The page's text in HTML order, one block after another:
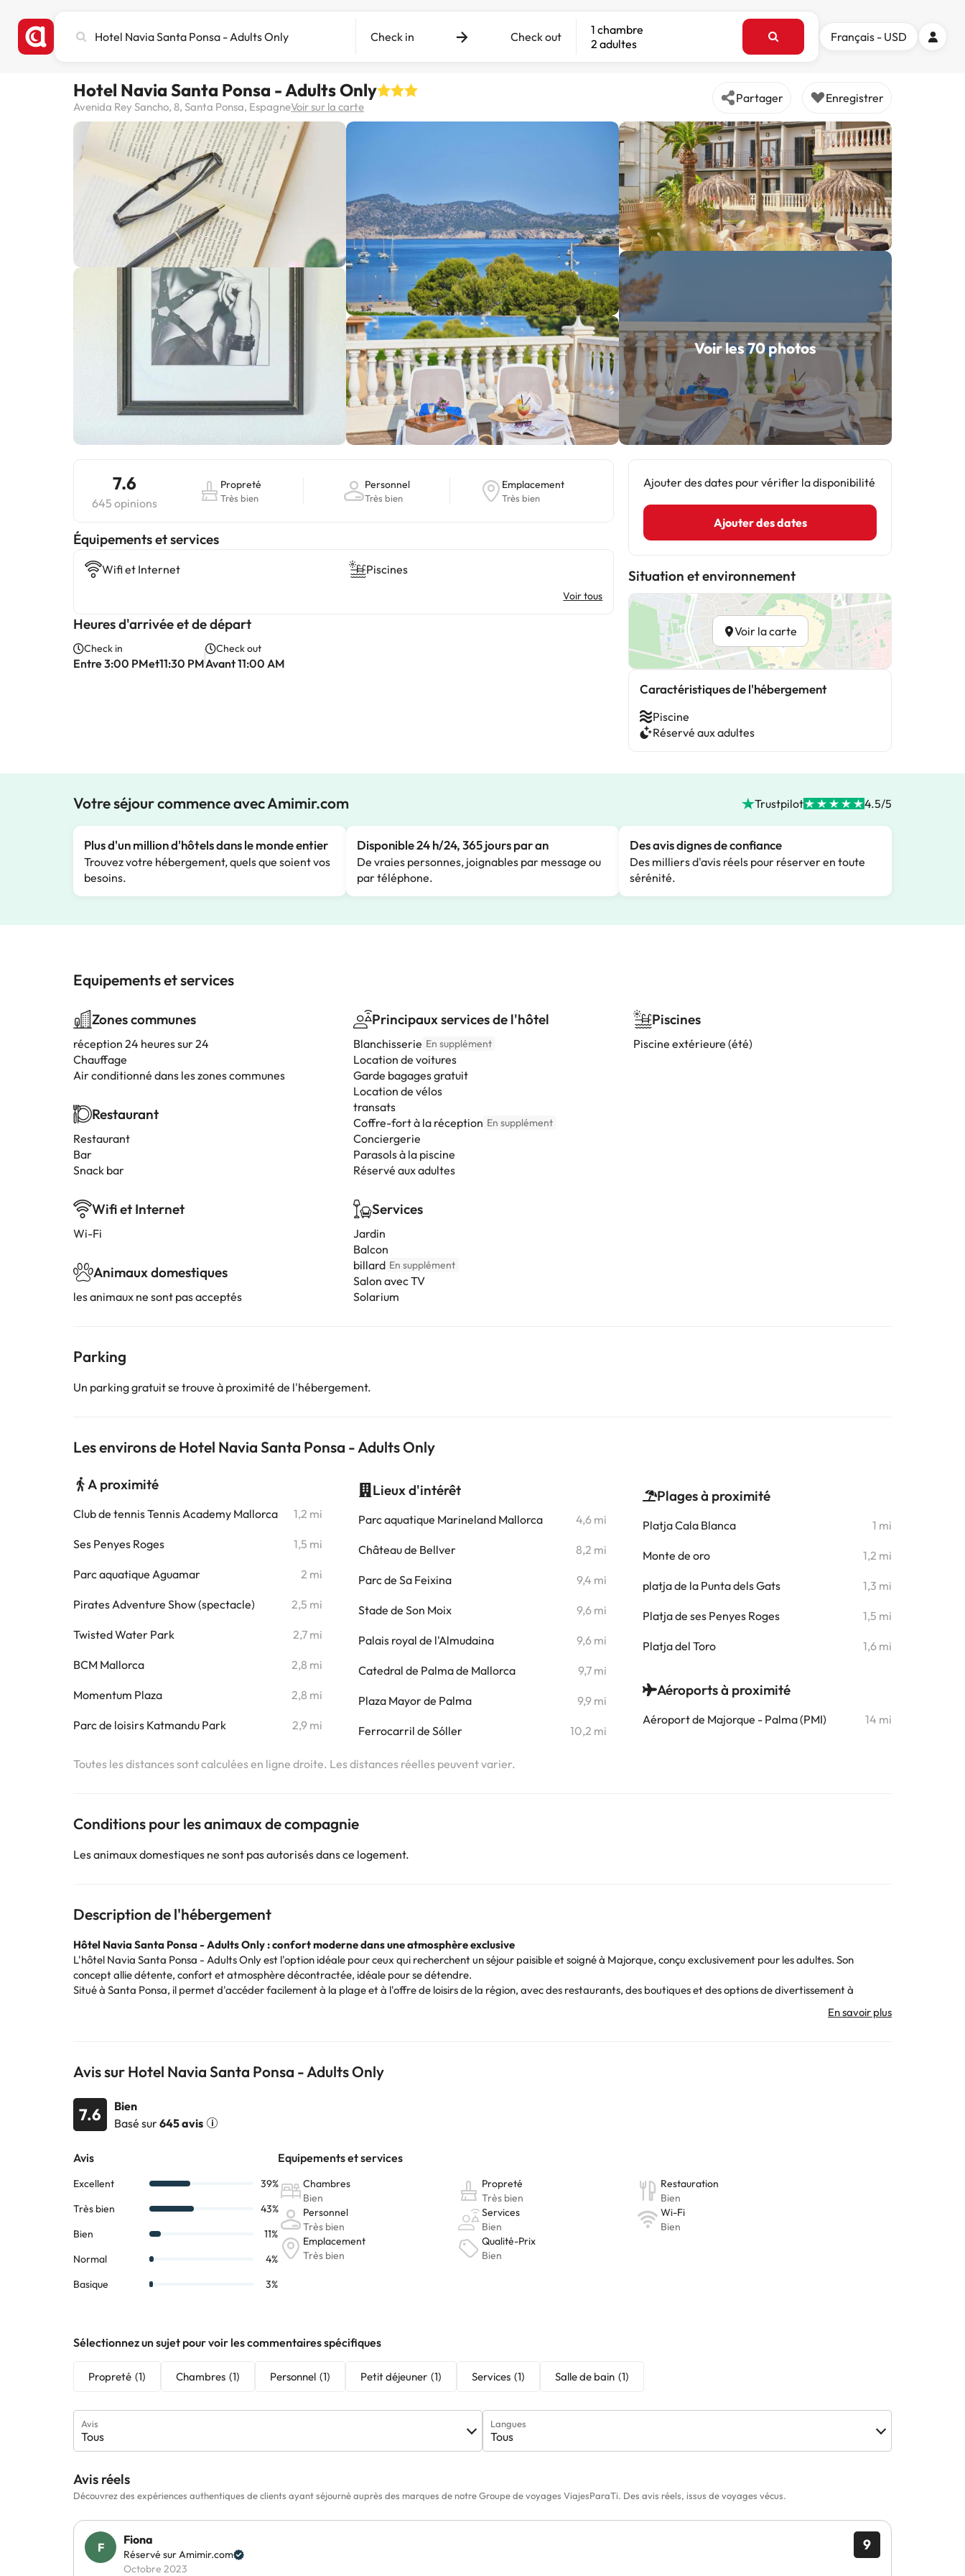
une
hôtel
ou
une
destination
Check in Check out
1 chambre
2 adultes
Français - USD
Hotel Navia Santa Ponsa - Adults Only
Avenida Rey Sancho, 8, Santa Ponsa, EspagneVoir sur la carte
Partager Enregistrer
Voir les 70 photos
7.6
645 opinions
Propreté
Très bien
Personnel
Très bien
Emplacement
Très bien
​Équipements et services
Wifi et Internet Piscines
Voir tous
Heures d'arrivée et de départ
Check in
Entre 3:00 PMet11:30 PM
Check out
Avant 11:00 AM
Ajouter des dates pour vérifier la disponibilité
Ajouter des dates
Situation et environnement
Voir la carte
Caractéristiques de l'hébergement
Piscine
Réservé aux adultes
Votre séjour commence avec Amimir.com Trustpilot 4.5/5
Plus d'un million d'hôtels dans le monde entier
Trouvez votre hébergement, quels que soient vos
besoins.
Disponible 24 h/24, 365 jours par an
De vraies personnes, joignables par message ou
par téléphone.
Des avis dignes de confiance
Des milliers d'avis réels pour réserver en toute
sérénité.
Equipements et services
Zones communes
réception 24 heures sur 24
Chauffage
Air conditionné dans les zones communes
Restaurant
Restaurant
Bar
Snack bar
Wifi et Internet
Wi-Fi
Animaux domestiques
les animaux ne sont pas acceptés
Principaux services de l'hôtel
Blanchisserie En supplément
Location de voitures
Garde bagages gratuit
Location de vélos
transats
Coffre-fort à la réception En supplément
Conciergerie
Parasols à la piscine
Réservé aux adultes
Services
Jardin
Balcon
billard En supplément
Salon avec TV
Solarium
Piscines
Piscine extérieure (été)
Parking
Un parking gratuit se trouve à proximité de l'hébergement.
Les environs de Hotel Navia Santa Ponsa - Adults Only
A proximité
Club de tennis Tennis Academy Mallorca 1,2 mi
Ses Penyes Roges 1,5 mi
Parc aquatique Aguamar 2 mi
Pirates Adventure Show (spectacle) 2,5 mi
Twisted Water Park 2,7 mi
BCM Mallorca 2,8 mi
Momentum Plaza 2,8 mi
Parc de loisirs Katmandu Park 2,9 mi
Lieux d'intérêt
Parc aquatique Marineland Mallorca 4,6 mi
Château de Bellver 8,2 mi
Parc de Sa Feixina 9,4 mi
Stade de Son Moix 9,6 mi
Palais royal de l'Almudaina 9,6 mi
Catedral de Palma de Mallorca 9,7 mi
Plaza Mayor de Palma 9,9 mi
Ferrocarril de Sóller 10,2 mi
Plages à proximité
Platja Cala Blanca 1 mi
Monte de oro 1,2 mi
platja de la Punta dels Gats 1,3 mi
Platja de ses Penyes Roges 1,5 mi
Platja del Toro 1,6 mi
Aéroports à proximité
Aéroport de Majorque - Palma (PMI) 14 mi
Toutes les distances sont calculées en ligne droite. Les distances réelles peuvent varier.
Conditions pour les animaux de compagnie
Les animaux domestiques ne sont pas autorisés dans ce logement.
Description de l'hébergement
Hôtel Navia Santa Ponsa - Adults Only : confort moderne dans une atmosphère exclusive
L'hôtel Navia Santa Ponsa - Adults Only est l'option idéale pour ceux qui recherchent un séjour paisible et soigné à Majorque, conçu exclusivement pour les adultes. Son
concept allie détente, confort et atmosphère décontractée, idéale pour se détendre.
Situé à Santa Ponsa, il permet d'accéder facilement à la plage et à l'offre de loisirs de la région, avec des restaurants, des boutiques et des options de divertissement à
L'hôtel dispose d'une piscine extérieure avec solarium, d'espaces communs agréables et de services orientés vers le confort des clients. Il dispose également d'un restaurant et
conçu pour profiter de Majorque en toute sérénité dès le premier instant.
Certains des services indiqués peuvent être payants. Vous pouvez consulter les tarifs directement auprès de l’établissement. Toutes les informations figurant sur cette fiche
sont susceptibles d’être modifiées par l’hébergement. Si vous avez des questions, contactez-nous.
Avis sur Hotel Navia Santa Ponsa - Adults Only
7.6
Bien
Basé sur645 avis
Sélectionnez un sujet pour voir les commentaires spécifiques
Propreté (1) Chambres (1) Personnel (1) Petit déjeuner (1) Services (1) Salle de bain (1)
Avis
Tous
Langues
Tous
Avis réels
Découvrez des expériences authentiques de clients ayant séjourné auprès des marques de notre Groupe de voyages ViajesParaTi. Des avis réels, issus de voyages vécus.
9
Fiona
Réservé sur Amimir.com
Octobre 2023